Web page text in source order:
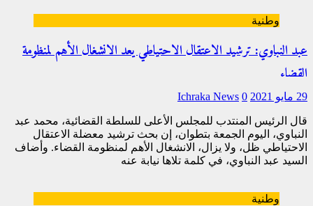
وطنية
عبد النباوي: ترشيد الاعتقال الاحتياطي يعد الانشغال الأهم لمنظومة
القضاء
29 مايو 2021 Ichraka News 0
قال الرئيس المنتدب للمجلس الأعلى للسلطة القضائية، محمد عبد
النباوي، اليوم الجمعة بتطوان، إن بحث ترشيد معضلة الاعتقال
الاحتياطي ظل، ولا يزال، الانشغال الأهم لمنظومة القضاء. وأضاف
السيد عبد النباوي، في كلمة تلاها نيابة عنه
وطنية